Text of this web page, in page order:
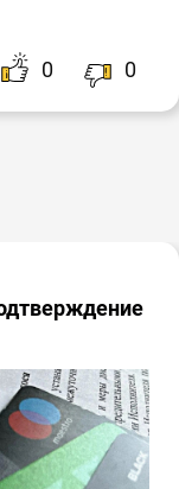
0 0